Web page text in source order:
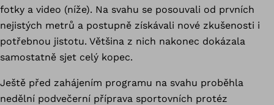
fotky a video (níže). Na svahu se posouvali od prvních
nejistých metrů a postupně získávali nové zkušenosti i
potřebnou jistotu. Většina z nich nakonec dokázala
samostatně sjet celý kopec.
Ještě před zahájením programu na svahu proběhla
nedělní podvečerní příprava sportovních protéz